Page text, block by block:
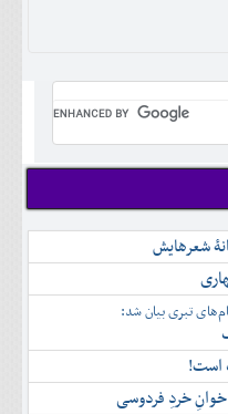
شعرهایش
تبری بیان شد:
است!
خوانِ خردِ فردوسی